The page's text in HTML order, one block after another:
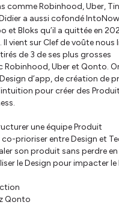
comme Robinhood, Uber,
a aussi cofondé IntoNow
et Bloks qu’il a quittée en
vient sur Clef de voûte nous
de 3 de ses plus grosses
Robinhood, Uber et Qonto.
d’app, de création de
pour créer des
une équipe Produit
prioriser entre Design et
son produit sans perdre
le Design pour impacter le
Qonto